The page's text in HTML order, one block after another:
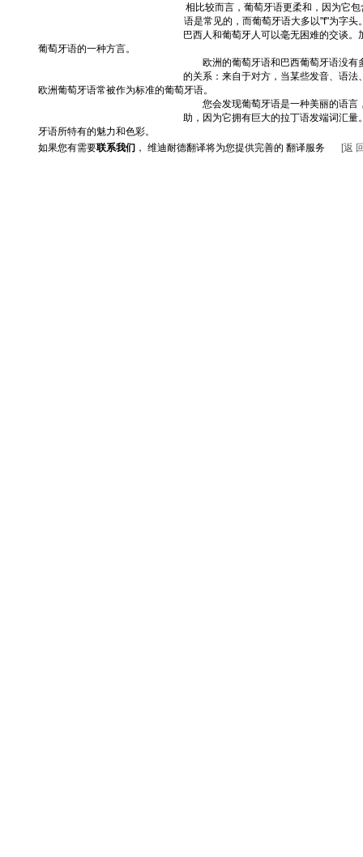
相比较而言，葡萄牙语更柔和，因为它
语是常见的，而葡萄牙语大多以"f"为字头
巴西人和葡萄牙人可以毫无困难的交谈
葡萄牙语的一种方言。
欧洲的葡萄牙语和巴西葡萄牙语没有
的关系：来自于对方，当某些发音、语
欧洲葡萄牙语常被作为标准的葡萄牙语。
您会发现葡萄牙语是一种美丽的语言
助，因为它拥有巨大的拉丁语发端词汇
牙语所特有的魅力和色彩。
如果您有需要联系我们 ， 维迪耐德翻译将为您提供完善的 翻译服务 [返